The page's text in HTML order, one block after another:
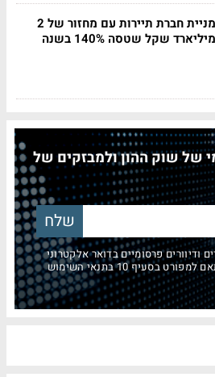
מניית חברת תיירות עם מחזור של 2
מיליארד שקל שטסה 140% בשנה
של שוק ההון ולמבזקים של
ודיוורים פרסומיים בדואר אלקטרוני
בסעיף 10 בתנאי השימוש